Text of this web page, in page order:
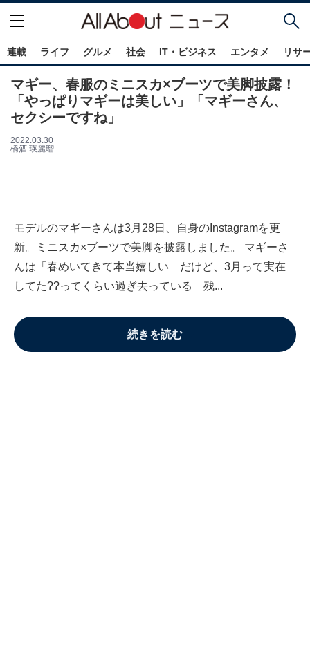
連載 ライフ グルメ 社会 IT・ビジネス エンタメ リサ
マギー、春服のミニスカ×ブーツで美脚披露！
「やっぱりマギーは美しい」「マギーさん、
セクシーですね」
2022.03.30
橋酒 瑛麗瑠
モデルのマギーさんは3月28日、自身のInstagramを更
新。ミニスカ×ブーツで美脚を披露しました。 マギーさ
んは「春めいてきて本当嬉しい だけど、3月って実在
してた??ってくらい過ぎ去っている 残...
続きを読む